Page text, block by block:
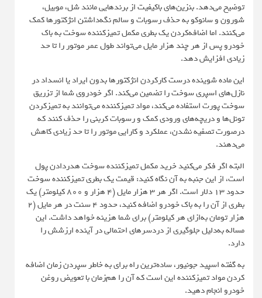
توضیح می‌دهد. بنزین‌های باکیفیت از برندهایی مانند شل، موبیل،
شورون و سانوکو به حذف رسوبات و سالم نگه‌داشتن انژکتورها کمک
می‌کنند. اما اضافه‌کردن یک بطری مکمل تمیزکننده سوخت به باک
خودرو پس از هر چند هزار مایل می‌تواند طول عمر موتور را تا حد
زیادی افزایش دهد.
این ماده شوینده درست کارکردن انژکتورها بدون ایراد یا انسداد در
نازل‌های اسپری سوخت را تضمین می‌کند. اگر خودروی شما از تزریق
سوخت پورت استفاده می‌کند، مواد تمیزکننده می‌توانند به تمیزکردن
تونل‌ها و دریچه‌های ورودی کمک و رسوبات کربنی را حذف کنند که
درصورت تصفیه نشدن، عملکرد و کارایی موتور را تا حد زیادی کاهش
می‌دهند.
البته اگر فکر می‌کنید خرید مکمل تمیزکننده سوخت هدردادن پول
است، از این جنبه به آن نگاه کنید: قیمت یک بطری تمیزکننده سوخت
حدود ۱۳ دلار است. اگر هر ۳ هزار مایل (۴ هزار و ۸۰۰ کیلومتر) یک
بطری از آن را به باک خودرو اضافه کنید، حدود ۴ سنت در هر مایل (۲
هزار تومان به‌ازای هر کیلومتر) برای شما هزینه خواهد داشت. این
مساله به‌دلیل جلوگیری از دردسرهای احتمالی در آینده ارزشش را
دارد.
به گفته اسپید جونیور، ساده‌ترین راه برای به خاطر سپردن زمان اضافه
کردن مواد تمیزکننده این است که آن را هم‌زمان با تعویض روغن
خودرو انجام دهید.